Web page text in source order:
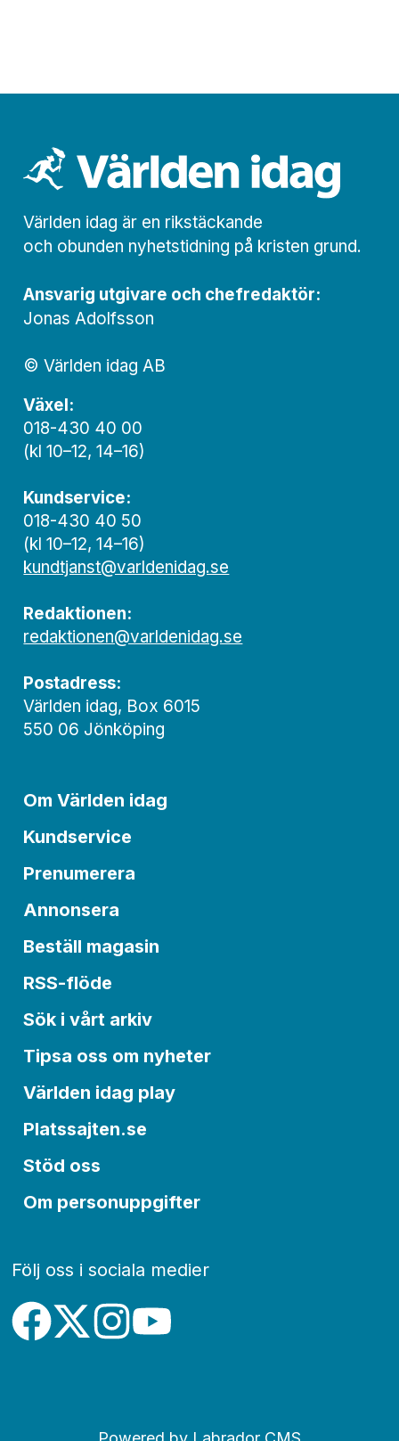
Världen idag är en rikstäckande
och obunden nyhets­­­tidning på kristen grund.
Ansvarig utgivare och chef­redaktör:
Jonas Adolfsson
© Världen idag AB
Växel:
018-430 40 00
(kl 10–12, 14–16)
Kundservice:
018-430 40 50
(kl 10–12, 14–16)
kundtjanst@varldenidag.se
Redaktionen:
redaktionen@varldenidag.se
Postadress:
Världen idag, Box 6015
550 06 Jönköping
Om Världen idag
Kundservice
Prenumerera
Annonsera
Beställ magasin
RSS-flöde
Sök i vårt arkiv
Tipsa oss om nyheter
Världen idag play
Platssajten.se
Stöd oss
Om personuppgifter
Följ oss i sociala medier